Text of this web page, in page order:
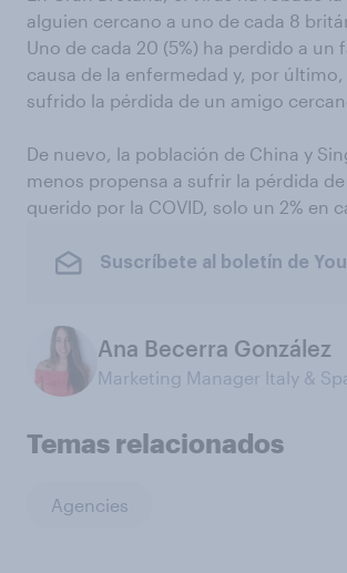
alguien cercano a uno de cada 8
Uno de cada 20 (5%) ha perdido a un
causa de la enfermedad y, por último,
sufrido la pérdida de un amigo
De nuevo, la población de China y
menos propensa a sufrir la pérdida
querido por la COVID, solo un 2% en
Suscríbete al boletín de
Ana Becerra González
Marketing Manager Italy &
Temas relacionados
Agencies